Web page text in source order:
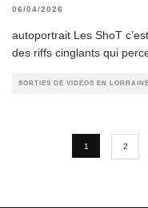
06/04/2026
autoportrait Les ShoT
des riffs cinglants qui
SORTIES DE VIDÉOS EN LORRAINE
1 2